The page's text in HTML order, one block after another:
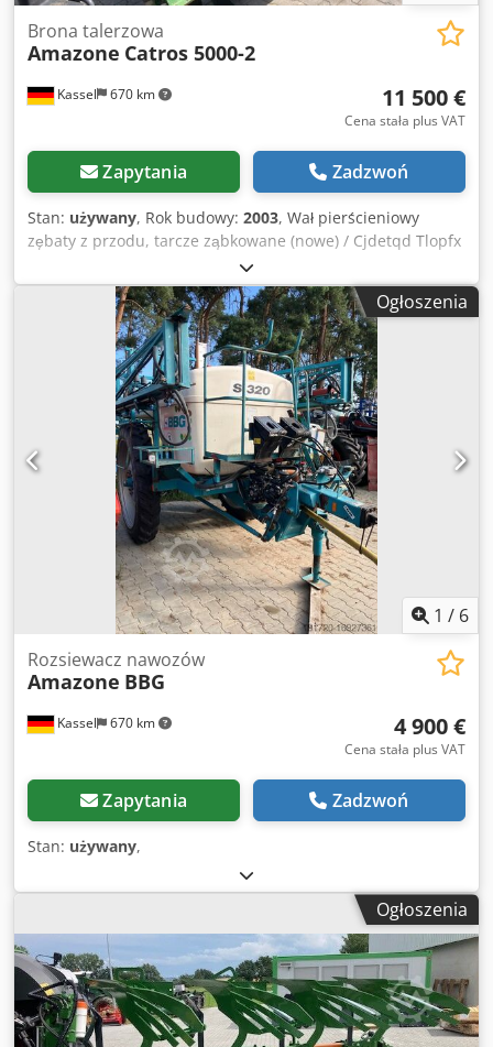
Kassel 670 km
Brona talerzowa
Amazone Catros 5000-2
11 500 €
Cena stała plus VAT
Zapytania Zadzwoń
Stan: używany, Rok budowy: 2003, Wał pierścieniowy
zębaty z przodu, tarcze ząbkowane (nowe) / Cjdetqd Tlopfx
Ogłoszenia
1 / 6
Kassel 670 km
Rozsiewacz nawozów
Amazone BBG
4 900 €
Cena stała plus VAT
Zapytania Zadzwoń
Stan: używany,
Ogłoszenia